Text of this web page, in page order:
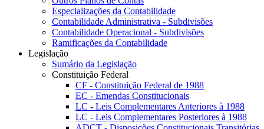
Especializações da Contabilidade
Contabilidade Administrativa - Subdivisões
Contabilidade Operacional - Subdivisões
Ramificações da Contabilidade
Legislação
Sumário da Legislação
Constituição Federal
CF - Constituição Federal de 1988
EC - Emendas Constitucionais
LC - Leis Complementares Anteriores à 1988
LC - Leis Complementares Posteriores à 1988